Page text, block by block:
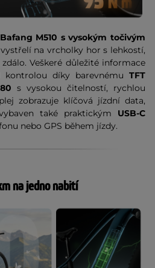
M510 s vysokým točivým
vystřelí na vrcholky hor s lehkostí,
Veškeré důležité informace
díky barevnému TFT
s vysokou čitelností, rychlou
zobrazuje klíčová jízdní data,
také praktickým USB-C
nebo GPS během jízdy.
na jedno nabití